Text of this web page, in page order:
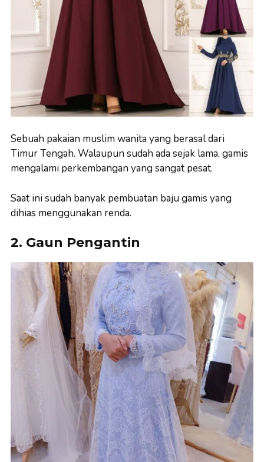
Sebuah pakaian muslim wanita yang berasal dari
Timur Tengah. Walaupun sudah ada sejak lama, gamis
mengalami perkembangan yang sangat pesat.
Saat ini sudah banyak pembuatan baju gamis yang
dihias menggunakan renda.
2. Gaun Pengantin